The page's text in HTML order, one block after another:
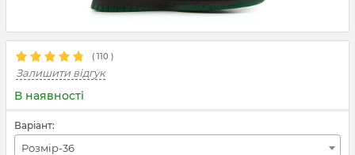
( 110 )
Залишити відгук
В наявності
Варіант:
Розмір-36